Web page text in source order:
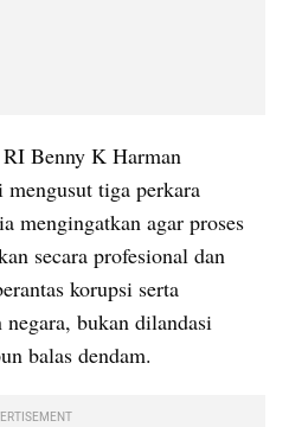
Benny K Harman
tiga perkara
mengingatkan agar proses
secara profesional dan
korupsi serta
negara, bukan dilandasi
balas dendam.